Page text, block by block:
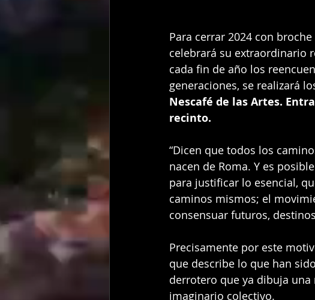
Para cerrar 2024 con
celebrará su extraordinario
cada fin de año los
generaciones, se realizará
Nescafé de las Artes.
recinto.
“Dicen que todos los
nacen de Roma. Y es
para justificar lo esencial,
caminos mismos; el
consensuar futuros,
Precisamente por este
que describe lo que han
derrotero que ya dibuja una
imaginario colectivo.